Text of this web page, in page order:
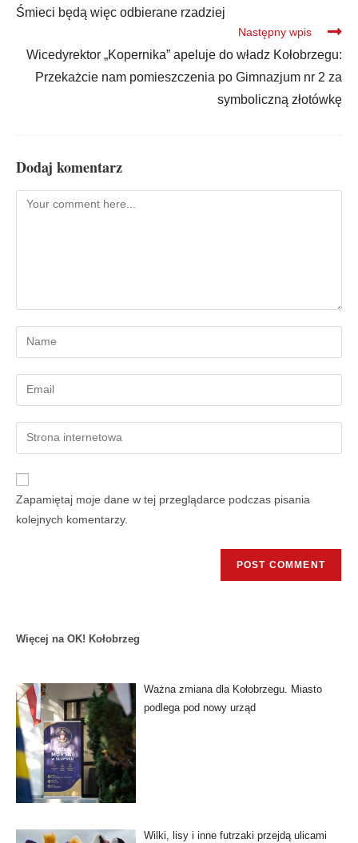
Śmieci będą więc odbierane rzadziej
Następny wpis
Wicedyrektor „Kopernika” apeluje do władz Kołobrzegu:
Przekażcie nam pomieszczenia po Gimnazjum nr 2 za
symboliczną złotówkę
Dodaj komentarz
Zapamiętaj moje dane w tej przeglądarce podczas pisania
kolejnych komentarzy.
Więcej na OK! Kołobrzeg
Ważna zmiana dla Kołobrzegu. Miasto
podlega pod nowy urząd
Wilki, lisy i inne futrzaki przejdą ulicami